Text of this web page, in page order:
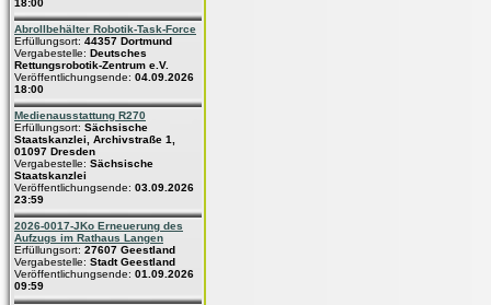
18:00
Abrollbehälter Robotik-Task-Force
Erfüllungsort: 44357 Dortmund
Vergabestelle: Deutsches
Rettungsrobotik-Zentrum e.V.
Veröffentlichungsende: 04.09.2026
18:00
Medienausstattung R270
Erfüllungsort: Sächsische
Staatskanzlei, Archivstraße 1,
01097 Dresden
Vergabestelle: Sächsische
Staatskanzlei
Veröffentlichungsende: 03.09.2026
23:59
2026-0017-JKo Erneuerung des
Aufzugs im Rathaus Langen
Erfüllungsort: 27607 Geestland
Vergabestelle: Stadt Geestland
Veröffentlichungsende: 01.09.2026
09:59